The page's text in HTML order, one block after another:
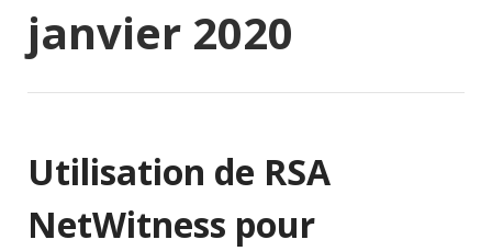
janvier 2020
Utilisation de RSA
NetWitness pour